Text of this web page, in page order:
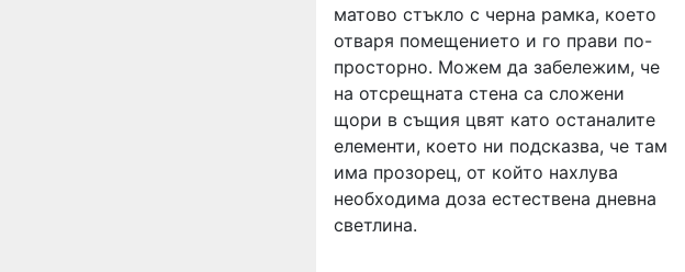
матово стъкло с черна рамка, което
отваря помещението и го прави по-
просторно. Можем да забележим, че
на отсрещната стена са сложени
щори в същия цвят като останалите
елементи, което ни подсказва, че там
има прозорец, от който нахлува
необходима доза естествена дневна
светлина.